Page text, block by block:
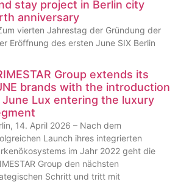
stay project in Berlin city
anniversary
vierten Jahrestag der Gründung der
Eröffnung des ersten June SIX Berlin
Group extends its
brands with the introduction
June Lux entering the luxury
14. April 2026 – Nach dem
Launch ihres integrierten
im Jahr 2022 geht die
Group den nächsten
Schritt und tritt mit